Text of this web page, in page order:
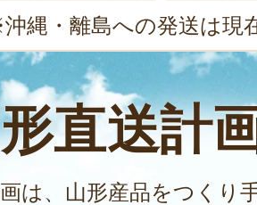
縄・離島への発送は現
直送計
は、山形産品をつくり